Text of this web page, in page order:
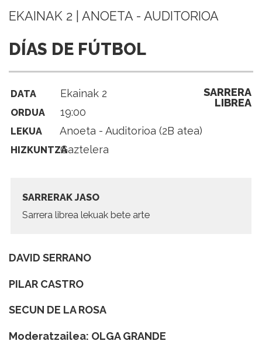
EKAINAK 2 | ANOETA - AUDITORIOA
DÍAS DE FÚTBOL
DATA Ekainak 2
ORDUA 19:00
LEKUA Anoeta - Auditorioa (2B atea)
HIZKUNTZAGaztelera
SARRERA
LIBREA
SARRERAK JASO
Sarrera librea lekuak bete arte
DAVID SERRANO
PILAR CASTRO
SECUN DE LA ROSA
Moderatzailea: OLGA GRANDE